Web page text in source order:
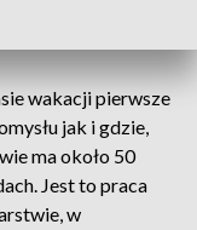
wakacji pierwsze
jak i gdzie,
ma około 50
Jest to praca
w